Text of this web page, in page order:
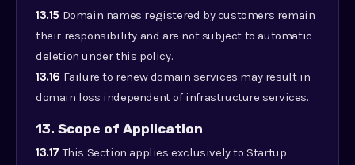
13.15 Domain names registered by customers remain
their responsibility and are not subject to automatic
deletion under this policy.
13.16 Failure to renew domain services may result in
domain loss independent of infrastructure services.
13. Scope of Application
13.17 This Section applies exclusively to Startup